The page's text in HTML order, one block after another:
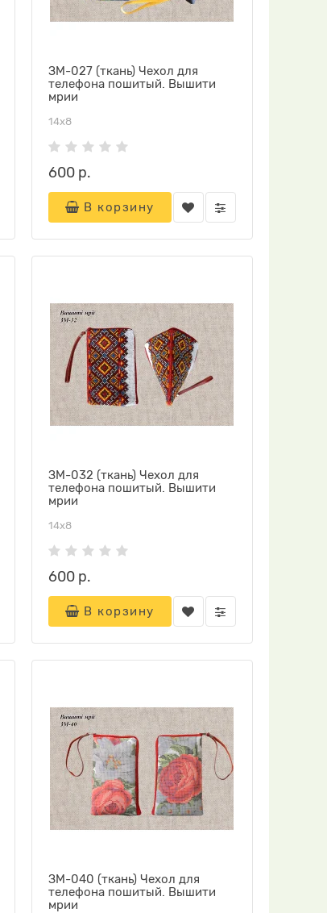
ЗМ-027 (ткань) Чехол для
телефона пошитый. Вышити
мрии
14х8
600 р.
В корзину
ЗМ-032 (ткань) Чехол для
телефона пошитый. Вышити
мрии
14х8
600 р.
В корзину
ЗМ-040 (ткань) Чехол для
телефона пошитый. Вышити
мрии